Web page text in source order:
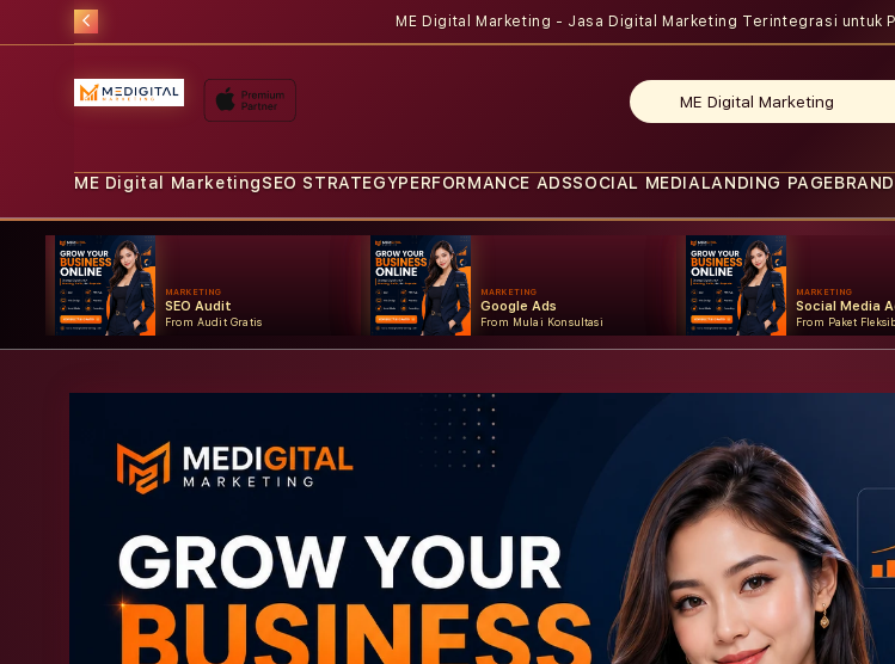
ME Digital Marketing - Jasa Digital Marketing Terintegrasi untuk
ME Digital MarketingSEO STRATEGYPERFORMANCE ADSSOCIAL MEDIALANDING PAGE
MARKETING
SEO Audit
From Audit Gratis
MARKETING
Google Ads
From Mulai Konsultasi
MARKETING
Social Media
From Paket
Skip to
information